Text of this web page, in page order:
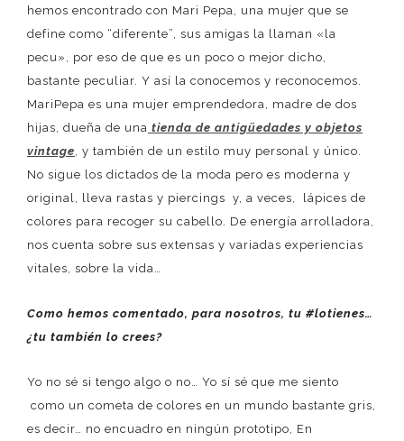
hemos encontrado con Mari Pepa, una mujer que se
define como “diferente”, sus amigas la llaman «la
pecu», por eso de que es un poco o mejor dicho,
bastante peculiar. Y así la conocemos y reconocemos.
MariPepa es una mujer emprendedora, madre de dos
hijas, dueña de una tienda de antigüedades y objetos
vintage , y también de un estilo muy personal y único.
No sigue los dictados de la moda pero es moderna y
original, lleva rastas y piercings y, a veces, lápices de
colores para recoger su cabello. De energía arrolladora,
nos cuenta sobre sus extensas y variadas experiencias
vitales, sobre la vida…
Como hemos comentado, para nosotros, tu #lotienes…
¿tu también lo crees?
Yo no sé si tengo algo o no… Yo sí sé que me siento
como un cometa de colores en un mundo bastante gris,
es decir… no encuadro en ningún prototipo, En